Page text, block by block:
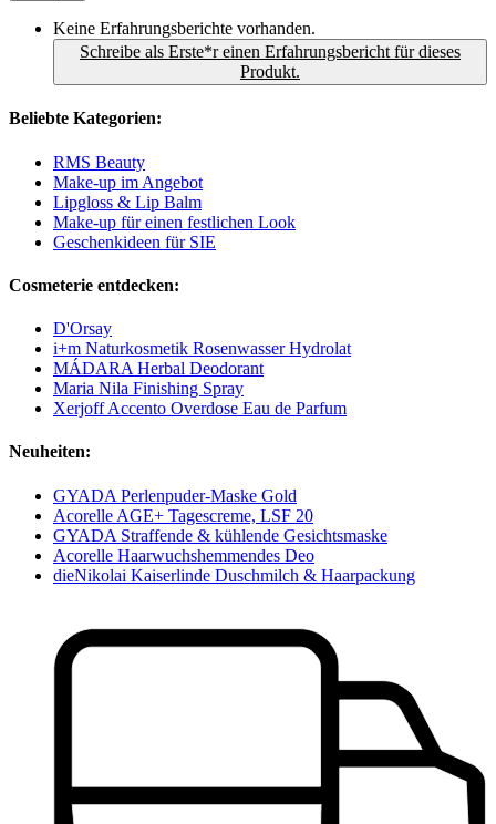
Keine Erfahrungsberichte vorhanden.
Schreibe als Erste*r einen Erfahrungsbericht für dieses
Produkt.
Beliebte Kategorien:
RMS Beauty
Make-up im Angebot
Lipgloss & Lip Balm
Make-up für einen festlichen Look
Geschenkideen für SIE
Cosmeterie entdecken:
D'Orsay
i+m Naturkosmetik Rosenwasser Hydrolat
MÁDARA Herbal Deodorant
Maria Nila Finishing Spray
Xerjoff Accento Overdose Eau de Parfum
Neuheiten:
GYADA Perlenpuder-Maske Gold
Acorelle AGE+ Tagescreme, LSF 20
GYADA Straffende & kühlende Gesichtsmaske
Acorelle Haarwuchshemmendes Deo
dieNikolai Kaiserlinde Duschmilch & Haarpackung